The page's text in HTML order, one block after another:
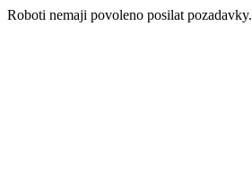
Roboti nemaji povoleno posilat pozadavky.